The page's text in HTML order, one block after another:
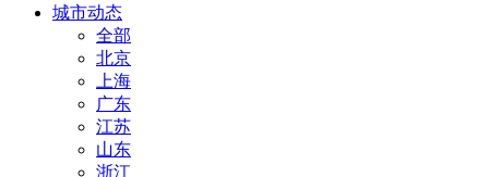
城市动态
全部
北京
上海
广东
江苏
山东
浙江